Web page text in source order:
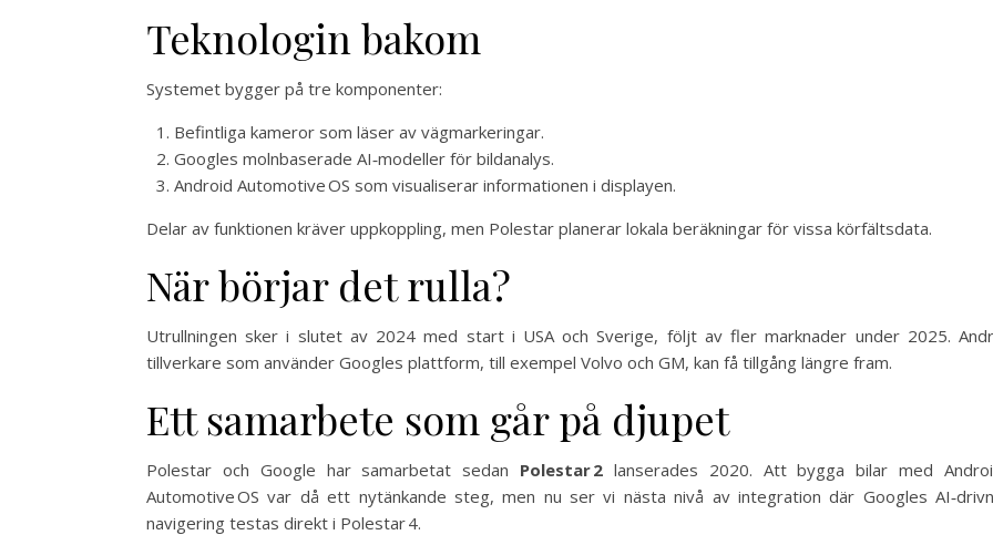
Teknologin bakom
Systemet bygger på tre komponenter:
Befintliga kameror som läser av vägmarkeringar.
Googles molnbaserade AI‑modeller för bildanalys.
Android Automotive OS som visualiserar informationen i displayen.
Delar av funktionen kräver uppkoppling, men Polestar planerar lokala beräkningar för vissa körfältsdata.
När börjar det rulla?
Utrullningen sker i slutet av 2024 med start i USA och Sverige, följt av fler marknader under 2025.
tillverkare som använder Googles plattform, till exempel Volvo och GM, kan få tillgång längre fram.
Ett samarbete som går på djupet
Polestar och Google har samarbetat sedan Polestar 2 lanserades 2020. Att bygga bilar med
Automotive OS var då ett nytänkande steg, men nu ser vi nästa nivå av integration där Googles
navigering testas direkt i Polestar 4.